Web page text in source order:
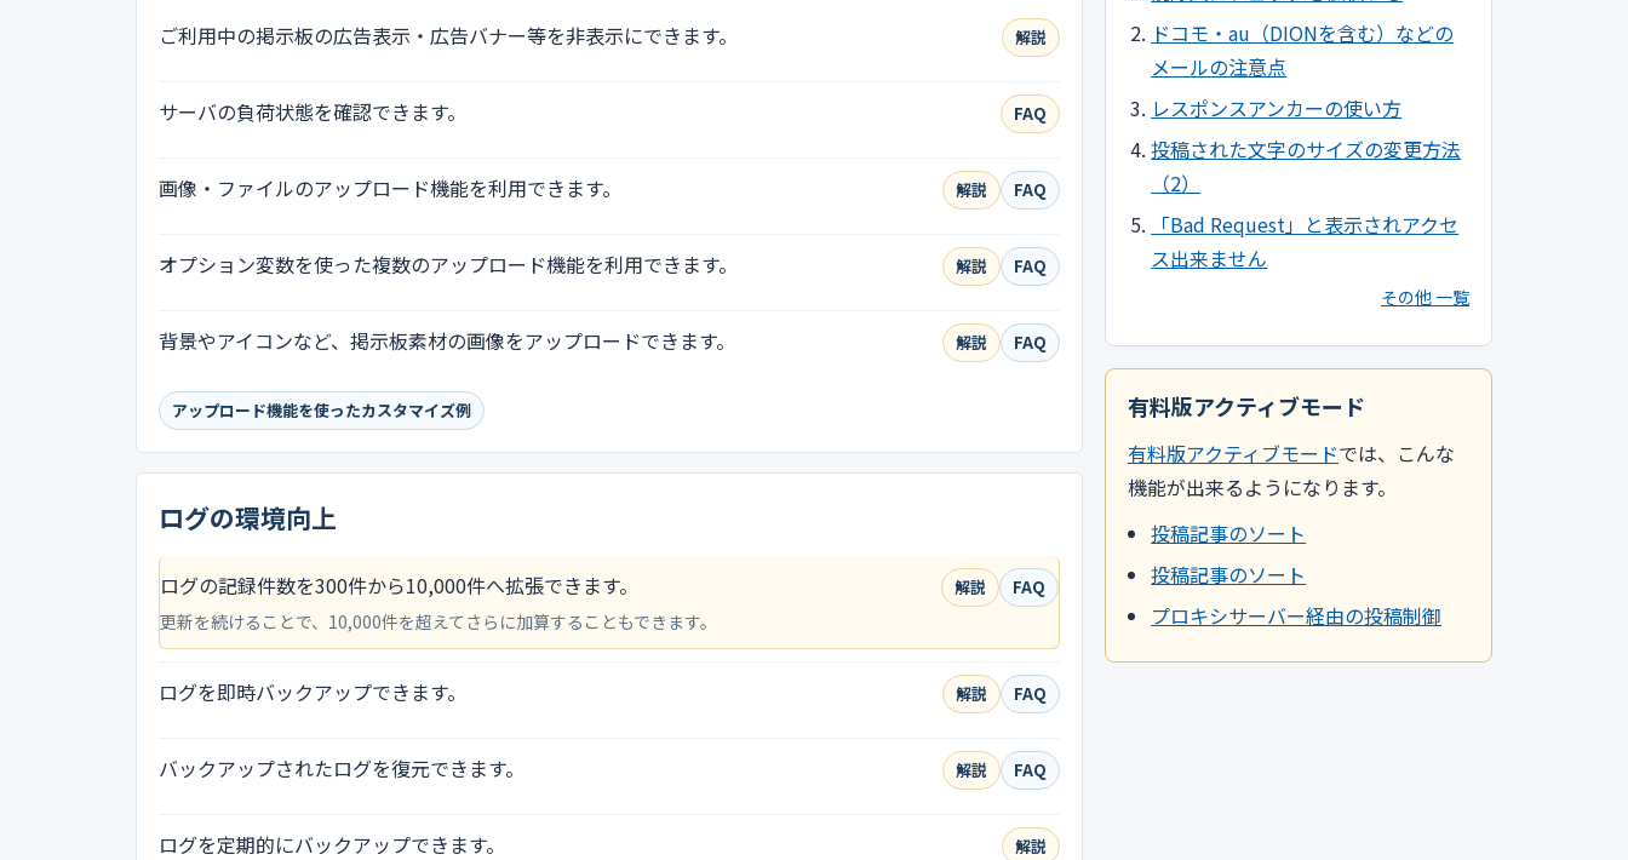
ご利用中の掲示板の広告表示・広告バナー等を非表示にできます。 解説
サーバの負荷状態を確認できます。 FAQ
画像・ファイルのアップロード機能を利用できます。 解説 FAQ
オプション変数を使った複数のアップロード機能を利用できます。 解説 FAQ
背景やアイコンなど、掲示板素材の画像をアップロードできます。 解説 FAQ
アップロード機能を使ったカスタマイズ例
ログの環境向上
ログの記録件数を300件から10,000件へ拡張できます。
更新を続けることで、10,000件を超えてさらに加算することもできます。
解説 FAQ
ログを即時バックアップできます。 解説 FAQ
バックアップされたログを復元できます。 解説 FAQ
ログを定期的にバックアップできます。 解説
ドコモ・au（DIONを含む）などの
メールの注意点
レスポンスアンカーの使い方
投稿された文字のサイズの変更方法
（2）
「Bad Request」と表示されアクセ
ス出来ません
その他 一覧
有料版アクティブモード
有料版アクティブモードでは、こんな
機能が出来るようになります。
投稿記事のソート
投稿記事のソート
プロキシサーバー経由の投稿制御